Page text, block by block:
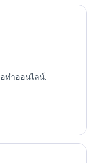
ทำออนไลน์.